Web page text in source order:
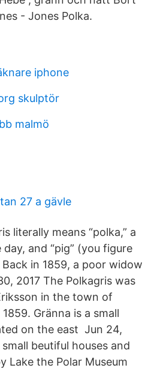
- Jones Polka.
iphone
skulptör
malmö
27 a gävle
literally means “polka,” a
and “pig” (you figure
in 1859, a poor widow
2017 The Polkagris was
in the town of
Gränna is a small
on the east Jun 24,
beutiful houses and
Lake the Polar Museum